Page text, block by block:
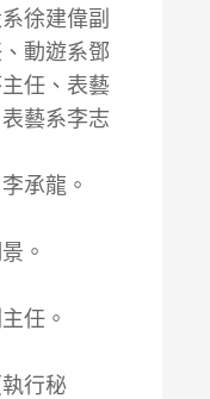
徐建偉副
動遊系鄧
任、表藝
藝系李志
承龍。
。
任。
行秘